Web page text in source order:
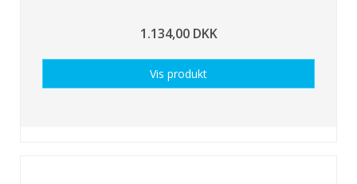
1.134,00 DKK
Vis produkt